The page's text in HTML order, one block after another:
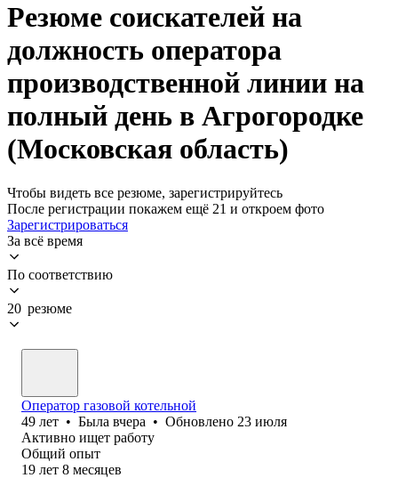
Резюме соискателей на
должность оператора
производственной линии на
полный день в Агрогородке
(Московская область)
Чтобы видеть все резюме, зарегистрируйтесь
После регистрации покажем ещё 21 и откроем фото
Зарегистрироваться
За всё время
По соответствию
20 резюме
Оператор газовой котельной
49 лет • Была вчера • Обновлено 23 июля
Активно ищет работу
Общий опыт
19 лет 8 месяцев